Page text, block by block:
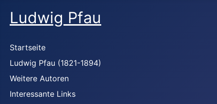
Ludwig Pfau
Startseite
Ludwig Pfau (1821-1894)
Weitere Autoren
Interessante Links